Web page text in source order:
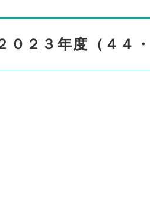
２３年度（４４・